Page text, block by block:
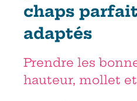
chaps
adaptés
Prendre les
hauteur, mollet